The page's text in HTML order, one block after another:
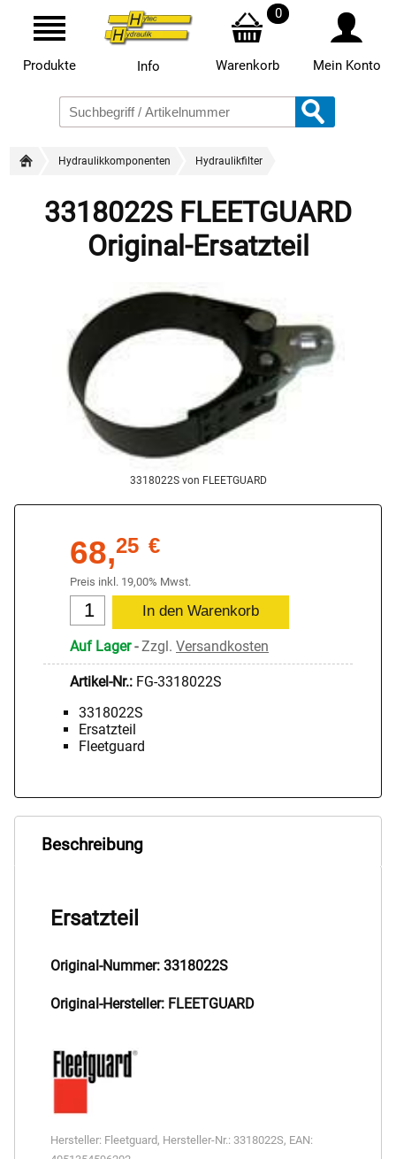
Produkte Info
0
Warenkorb Mein Konto
Hydraulikkomponenten Hydraulikfilter
3318022S FLEETGUARD
Original-Ersatzteil
3318022S von FLEETGUARD
68,25 €
Preis inkl. 19,00% Mwst.
Auf Lager-Zzgl. Versandkosten
Artikel-Nr.: FG-3318022S
3318022S
Ersatzteil
Fleetguard
Beschreibung
Ersatzteil
Original-Nummer: 3318022S
Original-Hersteller: FLEETGUARD
Hersteller: Fleetguard , Hersteller-Nr.: 3318022S, EAN: